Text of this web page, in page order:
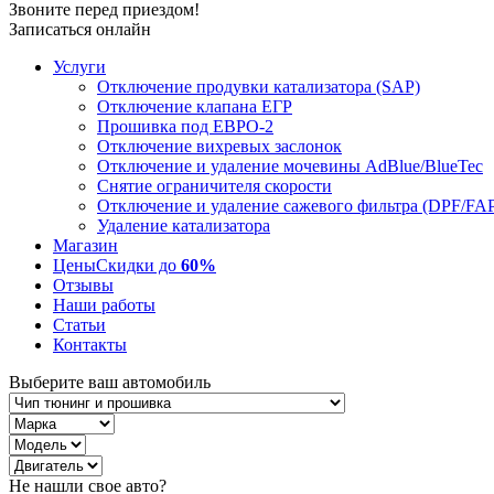
Звоните перед приездом!
Записаться онлайн
Услуги
Отключение продувки катализатора (SAP)
Отключение клапана ЕГР
Прошивка под ЕВРО-2
Отключение вихревых заслонок
Отключение и удаление мочевины AdBlue/BlueTec
Снятие ограничителя скорости
Отключение и удаление сажевого фильтра (DPF/
Удаление катализатора
Магазин
ЦеныСкидки до 60%
Отзывы
Наши работы
Статьи
Контакты
Выберите ваш автомобиль
Не нашли свое авто?